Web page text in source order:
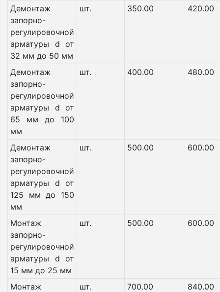
Демонтаж
запорно-
регулировочной
арматуры d от
32 мм до 50 мм
шт. 350.00 420.00
Демонтаж
запорно-
регулировочной
арматуры d от
65 мм до 100
мм
шт. 400.00 480.00
Демонтаж
запорно-
регулировочной
арматуры d от
125 мм до 150
мм
шт. 500.00 600.00
Монтаж
запорно-
регулировочной
арматуры d от
15 мм до 25 мм
шт. 500.00 600.00
Монтаж
шт. 700.00 840.00